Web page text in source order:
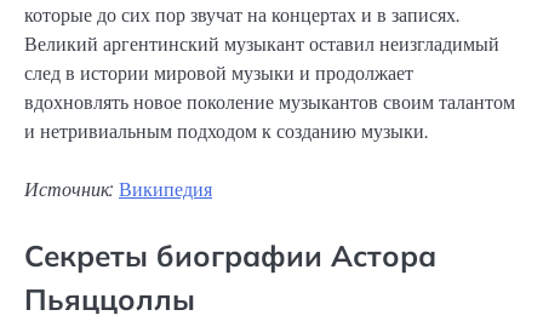
которые до сих пор звучат на концертах и в записях.
Великий аргентинский музыкант оставил неизгладимый
след в истории мировой музыки и продолжает
вдохновлять новое поколение музыкантов своим талантом
и нетривиальным подходом к созданию музыки.
Источник: Википедия
Секреты биографии Астора
Пьяццоллы